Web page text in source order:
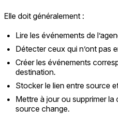
Elle doit généralement :
Lire les événements de
Détecter ceux qui n’ont pas
Créer les événements
destination.
Stocker le lien entre source
Mettre à jour ou supprimer la
source change.